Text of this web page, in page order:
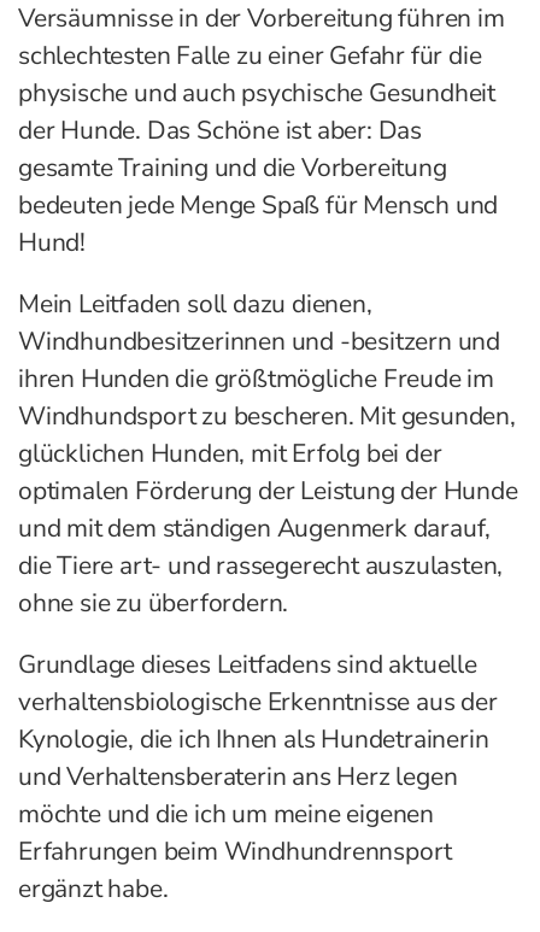
Versäumnisse in der Vorbereitung führen im
schlechtesten Falle zu einer Gefahr für die
physische und auch psychische Gesundheit
der Hunde. Das Schöne ist aber: Das
gesamte Training und die Vorbereitung
bedeuten jede Menge Spaß für Mensch und
Hund!
Mein Leitfaden soll dazu dienen,
Windhundbesitzerinnen und -besitzern und
ihren Hunden die größtmögliche Freude im
Windhundsport zu bescheren. Mit gesunden,
glücklichen Hunden, mit Erfolg bei der
optimalen Förderung der Leistung der Hunde
und mit dem ständigen Augenmerk darauf,
die Tiere art- und rassegerecht auszulasten,
ohne sie zu überfordern.
Grundlage dieses Leitfadens sind aktuelle
verhaltensbiologische Erkenntnisse aus der
Kynologie, die ich Ihnen als Hundetrainerin
und Verhaltensberaterin ans Herz legen
möchte und die ich um meine eigenen
Erfahrungen beim Windhundrennsport
ergänzt habe.